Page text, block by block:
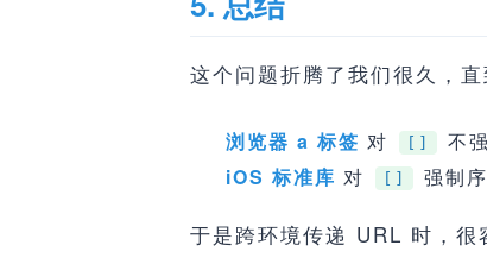
这个问题折腾了我们很久，
浏览器 a 标签 对 []
不
iOS 标准库 对 [] 强制
于是跨环境传递 URL 时，很